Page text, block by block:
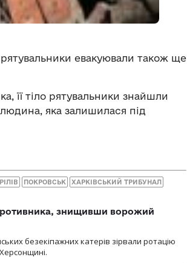
евакуювали також ще
її тіло рятувальники знайшли
яка залишилася під
ПОКРОВСЬК ХАРКІВСЬКИЙ ТРИБУНАЛ
знищивши ворожий
безекіпажних катерів зірвали ротацію